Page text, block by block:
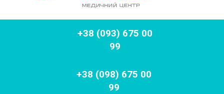
+38 (093) 675 00
99
+38 (098) 675 00
99